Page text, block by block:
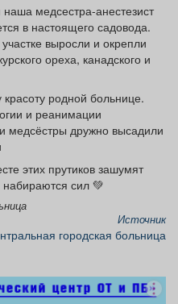
Проекты
Погода
медсестра-анестезист
в настоящего садовода.
выросли и окрепли
ореха, канадского и
родной больнице.
и реанимации
медсёстры дружно высадили
этих прутиков зашумят
сил 💚
Источник
городская больница